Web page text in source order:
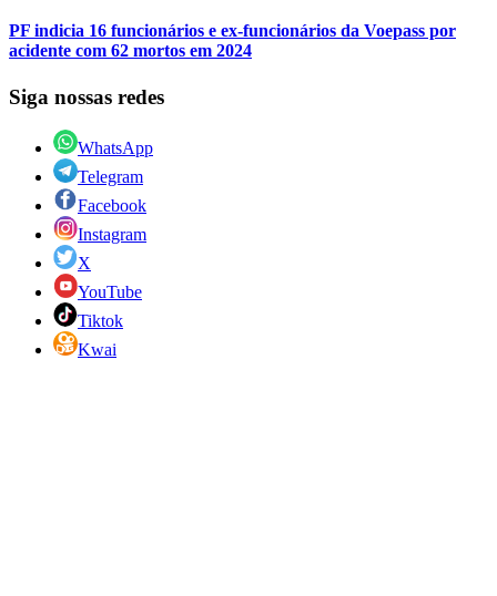
PF indicia 16 funcionários e ex-funcionários da Voepass por
acidente com 62 mortos em 2024
Siga nossas redes
WhatsApp
Telegram
Facebook
Instagram
X
YouTube
Tiktok
Kwai